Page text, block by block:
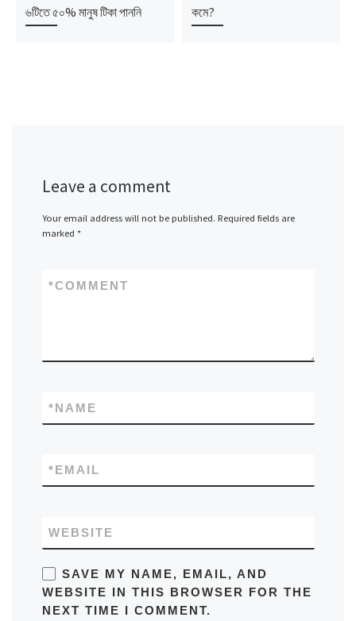
৬টিতে ৫০% মানুষ টিকা পাননি
কমে?
Leave a comment
Your email address will not be published. Required fields are
marked *
COMMENT
*
NAME
*
EMAIL
*
WEBSITE
SAVE MY NAME, EMAIL, AND
WEBSITE IN THIS BROWSER FOR THE
NEXT TIME I COMMENT.